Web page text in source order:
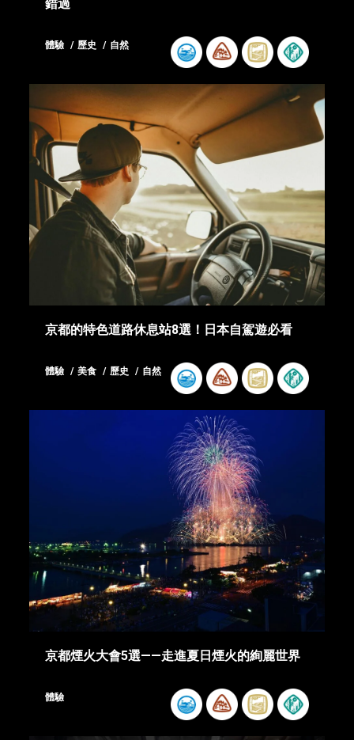
錯過
體驗 歷史 自然
京都的特色道路休息站8選！日本自駕遊必看
體驗 美食 歷史 自然
京都煙火大會5選――走進夏日煙火的絢麗世界
體驗